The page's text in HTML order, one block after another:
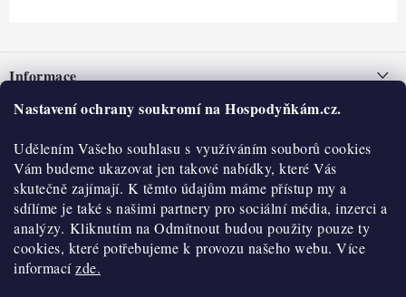
Nastavení ochrany soukromí na Hospodyňkám.cz.
Udělením Vašeho souhlasu s využíváním souborů cookies
Vám budeme ukazovat jen takové nabídky, které Vás
skutečně zajímají. K těmto údajům máme přístup my a
sdílíme je také s našimi partnery pro sociální média, inzerci a
analýzy. Kliknutím na Odmítnout budou použity pouze ty
cookies, které potřebujeme k provozu našeho webu. Více
informacízde.
pInformace
Nepřevzetí zásilky na dobírku
Obchodní podmínky
Hodnocení obchodu
Blog
Moje objednávka
O nás
Historie
Kontakty
O nákupu
Reklamace a vratky
Výdejní místa